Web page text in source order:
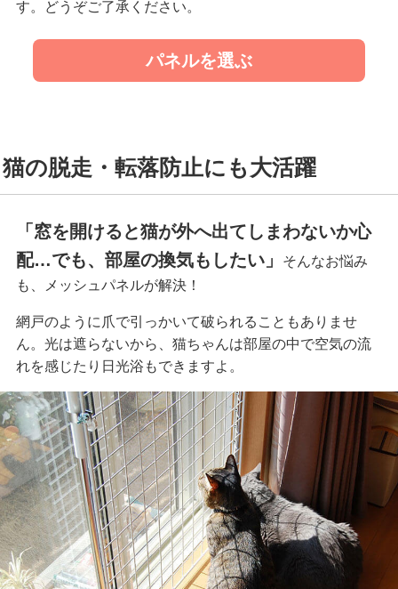
す。どうぞご了承ください。
パネルを選ぶ
猫の脱走・転落防止にも大活躍
「窓を開けると猫が外へ出てしまわないか心
配…でも、部屋の換気もしたい」
そんなお悩み
も、メッシュパネルが解決！
網戸のように爪で引っかいて破られることもありませ
ん。光は遮らないから、猫ちゃんは部屋の中で空気の流
れを感じたり日光浴もできますよ。